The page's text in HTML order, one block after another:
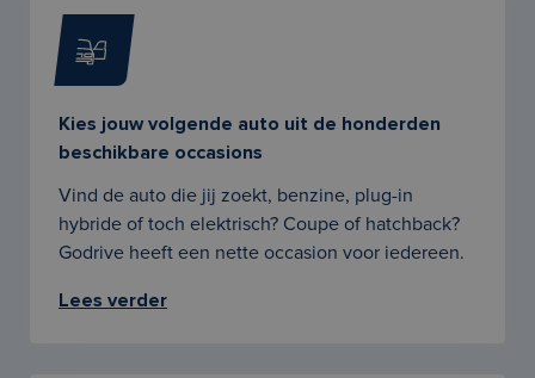
Kies jouw volgende auto uit de honderden
beschikbare occasions
Vind de auto die jij zoekt, benzine, plug-in
hybride of toch elektrisch? Coupe of hatchback?
Godrive heeft een nette occasion voor iedereen.
Lees verder